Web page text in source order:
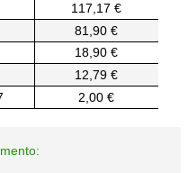
117,17 €
81,90 €
18,90 €
12,79 €
2,00 €